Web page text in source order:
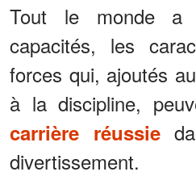
Tout le monde a
capacités, les
forces qui, ajoutés
à la discipline,
carrière réussie
divertissement.